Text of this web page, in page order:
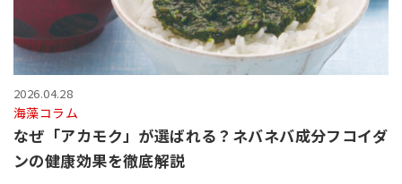
2026.04.28
海藻コラム
なぜ「アカモク」が選ばれる？ネバネバ成分フコイダ
ンの健康効果を徹底解説